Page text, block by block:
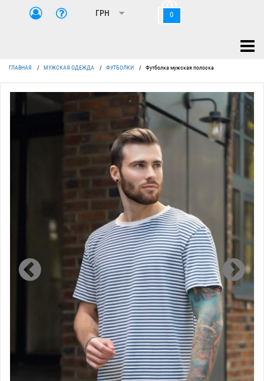
0
ГЛАВНАЯ / МУЖСКАЯ ОДЕЖДА / ФУТБОЛКИ / Футболка мужская полоска